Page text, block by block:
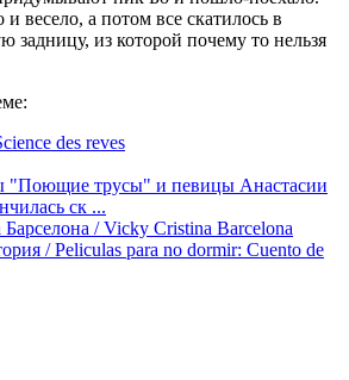
весело, а потом все скатилось в
задницу, из которой почему то нельзя
des reves
"Поющие трусы" и певицы Анастасии
ск ...
/ Vicky Cristina Barcelona
/ Peliculas para no dormir: Cuento de